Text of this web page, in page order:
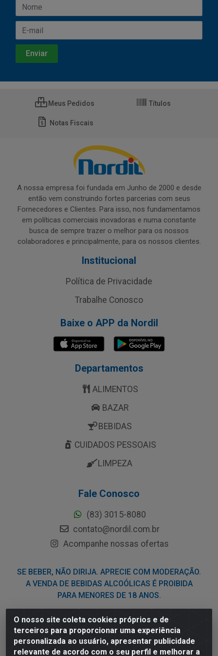
O nosso site coleta cookies próprios e de
terceiros para proporcionar uma experiência
personalizada ao usuário, apresentar publicidade
relevante de acordo com o seu perfil e melhorar a
Meus Pedidos Títulos
Notas Fiscais
A nossa empresa foi fundada em Junho de 2000 e desde
então vem construindo fortes parcerias com seus
Fornecedores e Clientes. Para isso, nos fundamentamos
em políticas comerciais inovadoras e numa constante
busca de sempre trazer o melhor para os nossos
colaboradores e principalmente, para os nossos clientes.
Institucional
Política de Privacidade
Trabalhe Conosco
Baixe o APP da Nordil
Departamentos
ALIMENTOS
BAZAR
BEBIDAS
CUIDADOS PESSOAIS
LIMPEZA
Fale Conosco
(83) 3015-8080
contato@nordil.com.br
Acompanhe nossas ofertas
SE BEBER, NÃO DIRIJA. APRECIE COM MODERAÇÃO.
A VENDA DE BEBIDAS ALCOÓLICAS É PROIBIDA
PARA MENORES DE 18 ANOS.
Nordil Distribuidora - Avenida Liberdade, 2738, Bloco F -
Sesi - Bayeux/PB - CEP 58.111-400 - CNPJ
03.775.813/0001-41